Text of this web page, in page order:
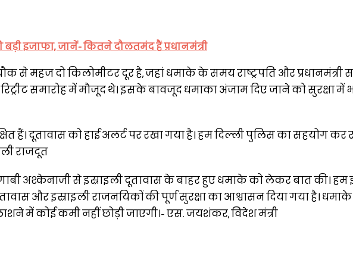
बड़ी इजाफा, जानें- कितने दौलतमंद हैं प्रधानमंत्री
से महज दो किलोमीटर दूर है, जहां धमाके के समय राष्ट्रपति और प्रधानमंत्री
समारोह में मौजूद थे। इसके बावजूद धमाका अंजाम दिए जाने को सुरक्षा में
हैं। दूतावास को हाई अलर्ट पर रखा गया है। हम दिल्ली पुलिस का सहयोग कर
राजदूत
गाबी अश्केनाजी से इस्राइली दूतावास के बाहर हुए धमाके को लेकर बात की।
और इस्राइली राजनयिकों की पूर्ण सुरक्षा का आश्वासन दिया गया है।
में कोई कमी नहीं छोड़ी जाएगी।- एस. जयशंकर, विदेश मंत्री